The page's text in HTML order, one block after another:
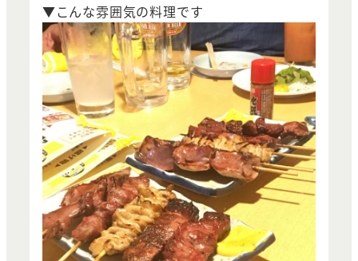
▼こんな雰囲気の料理です